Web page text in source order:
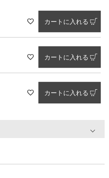
カートに入れる
カートに入れる
カートに入れる